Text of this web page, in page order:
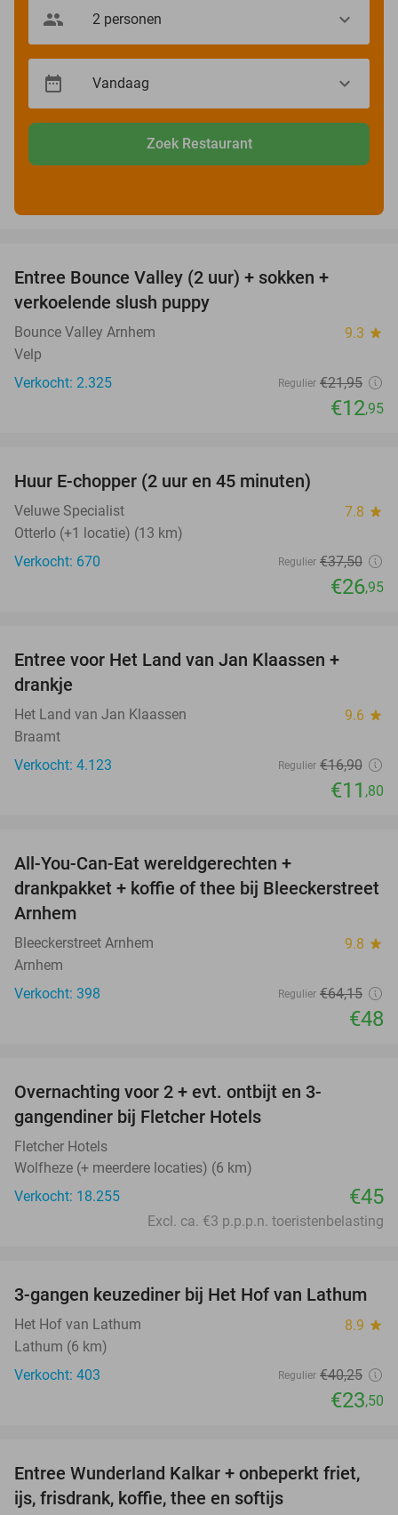
Zoek Restaurant
Entree Bounce Valley (2 uur) + sokken +
verkoelende slush puppy
Bounce Valley Arnhem 9.3 star
Velp
Verkocht: 2.325
Regulier €21,95
€12,95
Huur E-chopper (2 uur en 45 minuten)
Veluwe Specialist 7.8 star
Otterlo (+1 locatie) (13 km)
Verkocht: 670
Regulier €37,50
€26,95
Entree voor Het Land van Jan Klaassen +
drankje
Het Land van Jan Klaassen 9.6 star
Braamt
Verkocht: 4.123
Regulier €16,90
€11 ,80
All-You-Can-Eat wereldgerechten +
drankpakket + koffie of thee bij Bleeckerstreet
Arnhem
Bleeckerstreet Arnhem 9.8 star
Arnhem
Verkocht: 398
Regulier €64,15
€48
Overnachting voor 2 + evt. ontbijt en 3-
gangendiner bij Fletcher Hotels
Fletcher Hotels
Wolfheze (+ meerdere locaties) (6 km)
Verkocht: 18.255
€45
Excl. ca. €3 p.p.p.n. toeristenbelasting
42%
3-gangen keuzediner bij Het Hof van Lathum
Het Hof van Lathum 8.9 star
Lathum (6 km)
Verkocht: 403
Regulier €40,25
€23,50
32%
Entree Wunderland Kalkar + onbeperkt friet,
ijs, frisdrank, koffie, thee en softijs